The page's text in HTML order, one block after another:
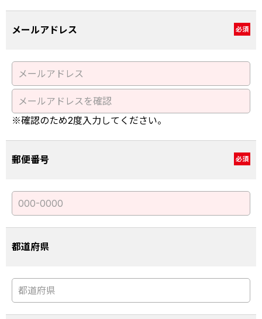
メールアドレス 必須
※確認のため2度入力してください。
郵便番号 必須
都道府県